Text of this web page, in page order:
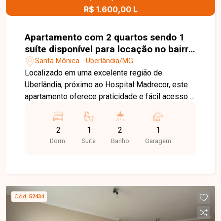
morar em um condomínio completo, com ampla
receber você e sua família. Entre em contato e
agende sua visita!
R$ 1.600,00 L
Apartamento com 2 quartos sendo 1
suíte disponível para locação no bairro
Santa Monica próximo ao Hospital
Madrecor em Uberlândia-MG
Santa Mônica - Uberlândia/MG
Localizado em uma excelente região de
Uberlândia, próximo ao Hospital Madrecor, este
apartamento oferece praticidade e fácil acesso a
da cidade. A localização privilegiada proporciona
mais comodidade para o dia a dia, sendo uma
ótima opção para morar ou investir. O imóvel
possui armários planejados, oferecendo mais
funcionalidade e organização. São 2 quartos,
sendo 1 suíte com armário, além de banheiro
2
Dorm.
1
Suite
2
Banho
1
Garagem
Cód. 52434